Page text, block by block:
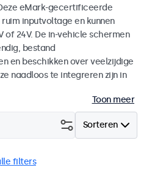
eMark-gecertificeerde
inputvoltage en kunnen
of 24V. De in-vehicle schermen
bestand
en beschikken over veelzijdige
naadloos te integreren zijn in
Toon meer
Sorteren
filters